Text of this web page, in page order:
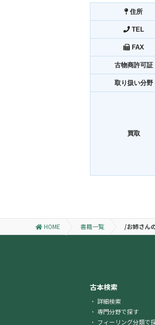
住所
TEL
FAX
古物商許可証
取り扱い分野
買取
HOME 書籍一覧 /お姉さん
古本検索
詳細検索
専門分野で探す
フィーリング分類で